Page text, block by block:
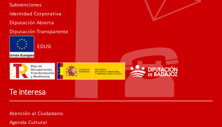
Subvenciones
Identidad Corporativa
Diputación Abierta
Diputación Transparente
EDUSI
Te interesa
Atención al Ciudadano
Agenda Cultural